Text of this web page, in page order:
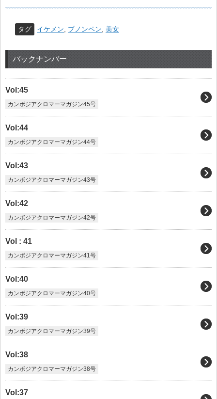
タグ イケメン プノンペン 美女
バックナンバー
Vol:45
カンボジアクロマーマガジン45号
Vol:44
カンボジアクロマーマガジン44号
Vol:43
カンボジアクロマーマガジン43号
Vol:42
カンボジアクロマーマガジン42号
Vol : 41
カンボジアクロマーマガジン41号
Vol:40
カンボジアクロマーマガジン40号
Vol:39
カンボジアクロマーマガジン39号
Vol:38
カンボジアクロマーマガジン38号
Vol:37